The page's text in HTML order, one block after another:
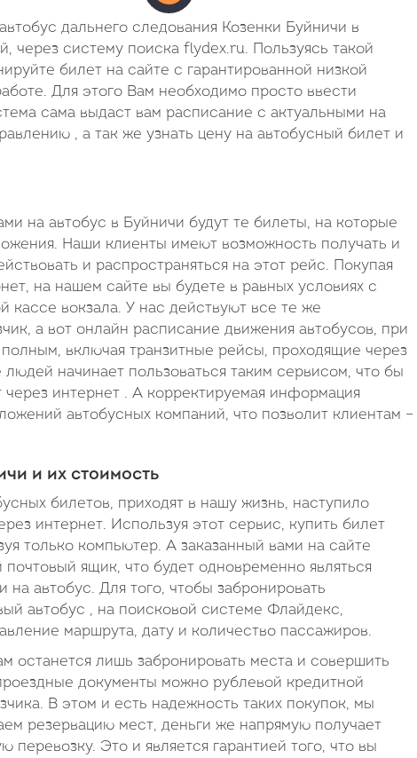
дальнего следования Козенки Буйничи в
через систему поиска flydex.ru. Пользуясь такой
билет на сайте с гарантированной низкой
Для этого Вам необходимо просто ввести
сама выдаст вам расписание с актуальными на
, а так же узнать цену на автобусный билет и
на автобус в Буйничи будут те билеты, на которые
Наши клиенты имеют возможность получать и
и распространяться на этот рейс. Покупая
на нашем сайте вы будете в равных условиях с
кассе вокзала. У нас действуют все те же
а вот онлайн расписание движения автобусов, при
включая транзитные рейсы, проходящие через
начинает пользоваться таким сервисом, что бы
интернет . А корректируемая информация
автобусных компаний, что позволит клиентам –
и их стоимость
билетов, приходят в нашу жизнь, наступило
интернет. Используя этот сервис, купить билет
только компьютер. А заказанный вами на сайте
ящик, что будет одновременно являться
автобус. Для того, чтобы забронировать
автобус , на поисковой системе Флайдекс,
маршрута, дату и количество пассажиров.
останется лишь забронировать места и совершить
документы можно рублевой кредитной
В этом и есть надежность таких покупок, мы
резервацию мест, деньги же напрямую получает
Это и является гарантией того, что вы